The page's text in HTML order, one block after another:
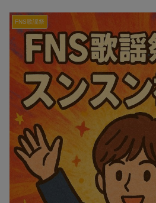
FNS歌謡祭